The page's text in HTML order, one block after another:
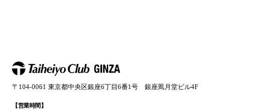
〒104-0061 東京都中央区銀座6丁目6番1号 銀座凮月堂ビル4F
【営業時間】